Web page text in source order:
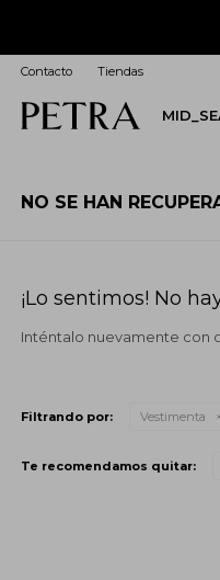
Contacto Tiendas
NO SE HAN
¡Lo sentimos! No
Inténtalo nuevamente con
Filtrando por: Vestimenta
Te recomendamos quitar: